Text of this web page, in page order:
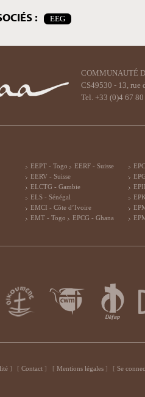
: EEG
COMMUNAUTÉ
CS49530 - 13, rue
Tel. +33 (0)4 67
EEPT - Togo
EERF - Suisse
EERV - Suisse
ELCTG - Gambie
ELS - Sénégal
EMCI - Côte d’Ivoire
EMT - Togo
EPCG - Ghana
Contact Mentions légales Se